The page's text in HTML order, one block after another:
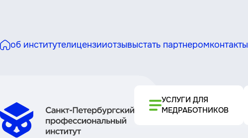
об институтелицензииотзывыстать партнеромконтакты
УСЛУГИ ДЛЯ
МЕДРАБОТНИКОВ